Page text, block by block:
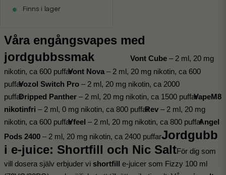
Finns i lager
Våra engångsvapes med
jordgubbssmak
Vont Cube – 2 ml, 20 mg
nikotin, ca 600 puffarVont Nova – 2 ml, 20 mg nikotin, ca 600
puffarVozol Switch Pro – 2 ml, 20 mg nikotin, ca 2000
puffarDripped Panther – 2 ml, 20 mg nikotin, ca 1500 puffarVapeM8
nikotinfri – 2 ml, 0 mg nikotin, ca 800 puffarRev – 2 ml, 20 mg
nikotin, ca 600 puffarVfeel – 2 ml, 20 mg nikotin, ca 800 puffarAngel
Pods 2400 – 2 ml, 20 mg nikotin, ca 2400 puffarJordgubb
i e-juice: Shortfill och Nic SaltFör dig som
vill dosera själv erbjuder vi shortfill
e-juicer som Fizzy 100 ml